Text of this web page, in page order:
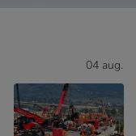
04 aug.